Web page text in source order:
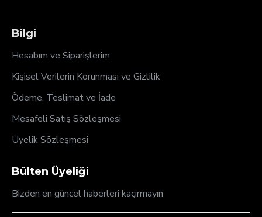
Bilgi
Hesabım ve Siparişlerim
Kişisel Verilerin Korunması ve Gizlilik
Ödeme, Teslimat ve İade
Mesafeli Satış Sözleşmesi
Üyelik Sözleşmesi
Bülten Üyeliği
Bizden en güncel haberleri kaçırmayın